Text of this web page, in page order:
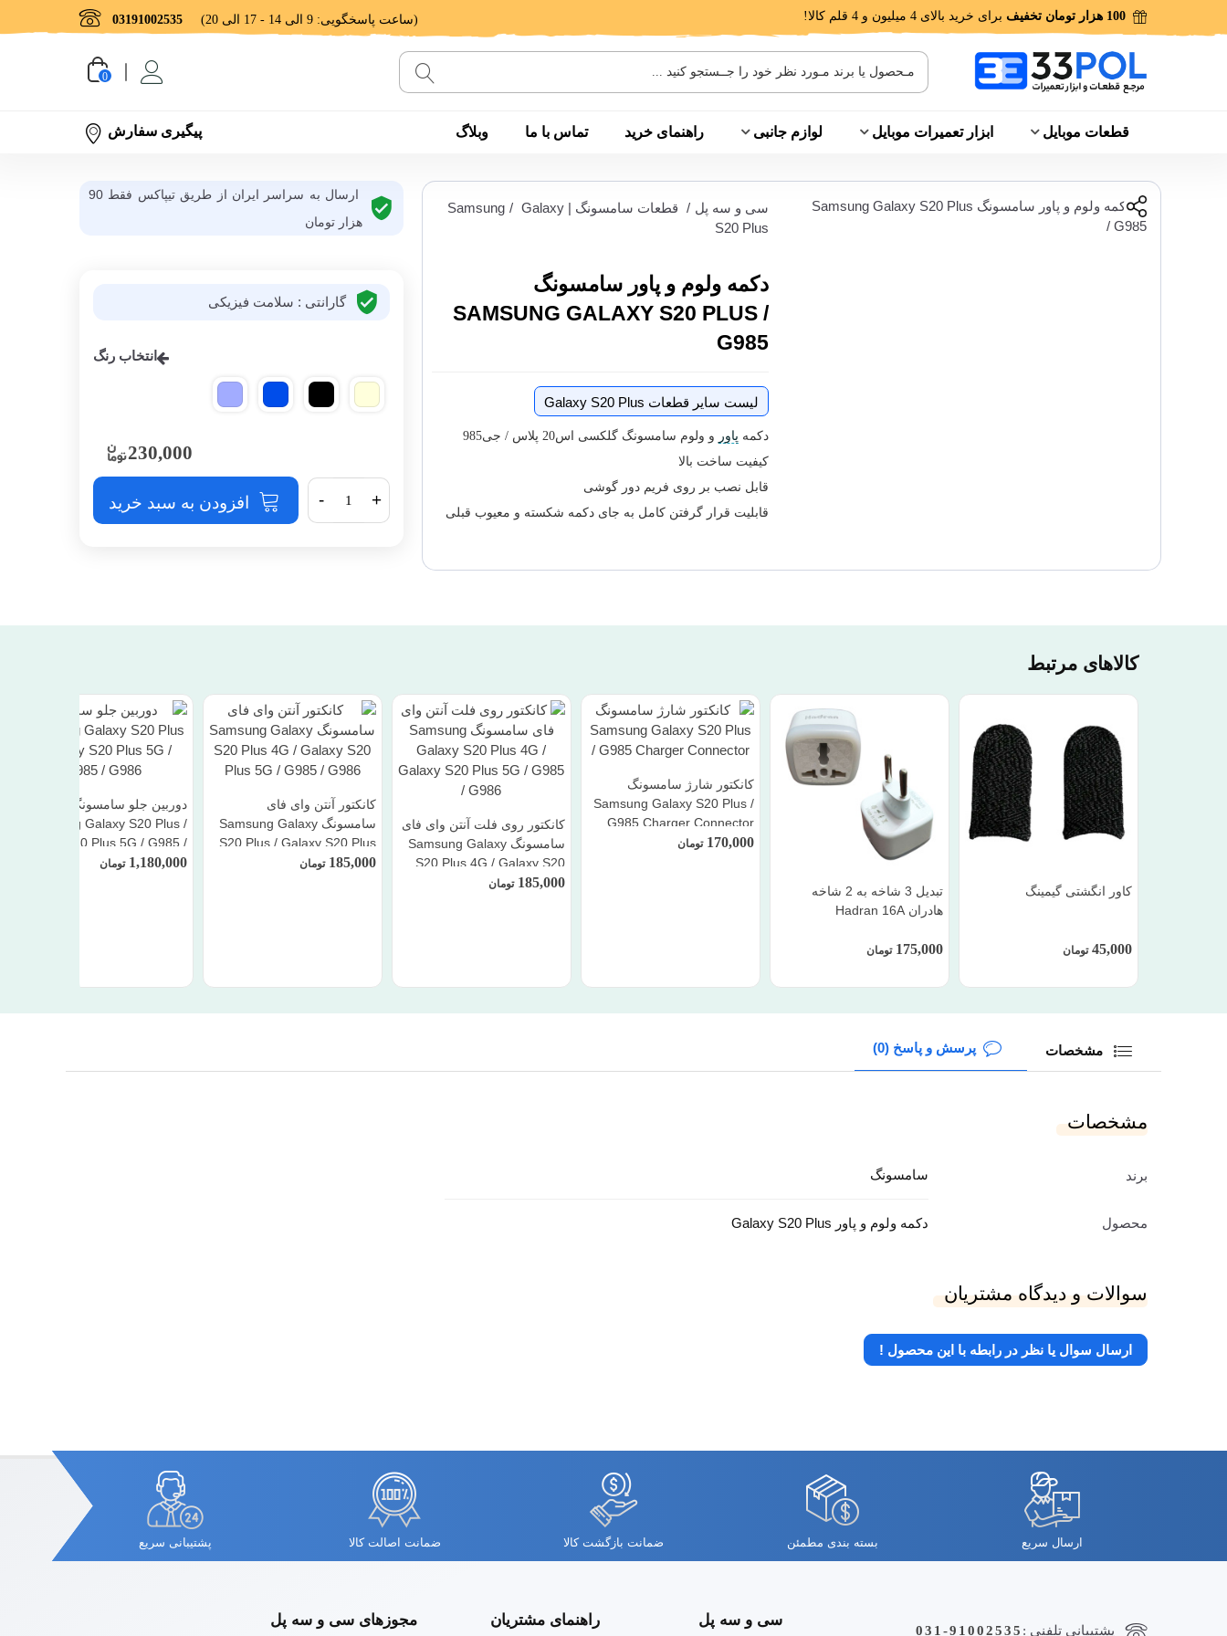
100 هزار تومان تخفیف برای خرید بالای 4 میلیون و 4 قلم کالا! 03191002535 (ساعت پاسخگویی: 9 الی 14 - 17 الی 20)
0
قطعات موبایل ابزار تعمیرات موبایل لوازم جانبی راهنمای خرید تماس با ما وبلاگ پیگیری سفارش
سی و سه پل / قطعات سامسونگ | Samsung / Galaxy
S20 Plus
دکمه ولوم و پاور سامسونگ
SAMSUNG GALAXY S20 PLUS /
G985
لیست سایر قطعات Galaxy S20 Plus
دکمه پاور و ولوم سامسونگ گلکسی اس20 پلاس / جی985
کیفیت ساخت بالا
قابل نصب بر روی فریم دور گوشی
قابلیت قرار گرفتن کامل به جای دکمه شکسته و معیوب قبلی
ارسال به سراسر ایران از طریق تیپاکس فقط 90
هزار تومان
گارانتی : سلامت فیزیکی
انتخاب رنگ
230,000
- + افزودن به سبد خرید
کالاهای مرتبط
کاور انگشتی گیمینگ
45,000 تومان
تبدیل 3 شاخه به 2 شاخه
هادران Hadran 16A
175,000 تومان
کانکتور شارژ سامسونگ
Samsung Galaxy S20 Plus /
G985 Charger Connector
170,000 تومان
کانکتور روی فلت آنتن وای فای
سامسونگ Samsung Galaxy
S20 Plus 4G / Galaxy S20
Plus 5G / G985 / G986
185,000 تومان
کانکتور آنتن وای فای
سامسونگ Samsung Galaxy
S20 Plus / Galaxy S20 Plus
5G / G985 / G986
185,000 تومان
دوربین جلو سامسونگ
Samsung Galaxy S20 Plus /
Galaxy S20 Plus 5G / G985 /
G986
1,180,000 تومان
مشخصات پرسش و پاسخ (0)
مشخصات
برند سامسونگ
محصول دکمه ولوم و پاور Galaxy S20 Plus
سوالات و دیدگاه مشتریان
ارسال سوال یا نظر در رابطه با این محصول !
ارسال سریع بسته بندی مطمئن ضمانت بازگشت کالا ضمانت اصالت کالا پشتیبانی سریع
پشتیبانی تلفنی : 031-91002535
سی و سه پل راهنمای مشتریان مجوزهای سی و سه پل